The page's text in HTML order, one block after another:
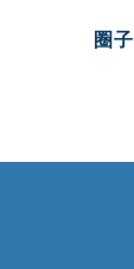
圈子